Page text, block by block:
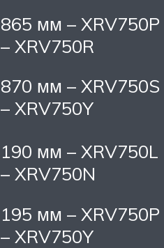
865 мм – XRV750P
– XRV750R
870 мм – XRV750S
– XRV750Y
190 мм – XRV750L
– XRV750N
195 мм – XRV750P
– XRV750Y